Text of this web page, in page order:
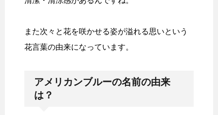
また次々と花を咲かせる姿が溢れる思いという
花言葉の由来になっています。
アメリカンブルーの名前の由来
は？